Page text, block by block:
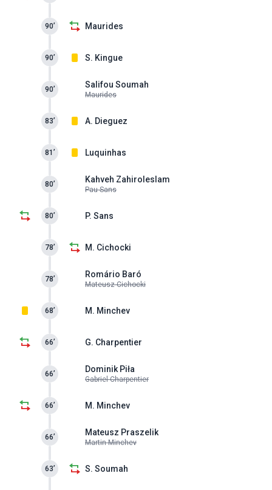
63’ S. Soumah
Mateusz Praszelik
Martin Minchev
66’
M. Minchev
66’
Dominik Piła
Gabriel Charpentier
66’
G. Charpentier
66’
M. Minchev
68’
78’ Romário Baró
Mateusz Cichocki
78’ M. Cichocki
P. Sans
80’
Kahveh Zahiroleslam
Pau Sans
80’
81’ Luquinhas
83’ A. Dieguez
90’ Salifou Soumah
Maurides
90’ S. Kingue
90’ Maurides